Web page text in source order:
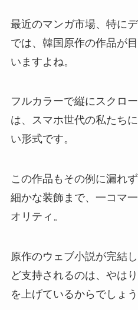
最近のマンガ市場、特に
では、韓国原作の作品が
いますよね。
フルカラーで縦にスクロ
は、スマホ世代の私たち
い形式です。
この作品もその例に漏れ
細かな装飾まで、一コマ
オリティ。
原作のウェブ小説が完結
ど支持されるのは、やは
を上げているからでしょう